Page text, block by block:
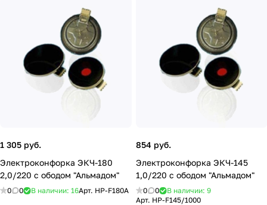
1 305 руб.
Электроконфорка ЭКЧ-180
2,0/220 с ободом "Альмадом"
0 0 В наличии: 16Арт. НР-F180A
854 руб.
Электроконфорка ЭКЧ-145
1,0/220 с ободом "Альмадом"
0 0
В наличии: 9
Арт. НР-F145/1000